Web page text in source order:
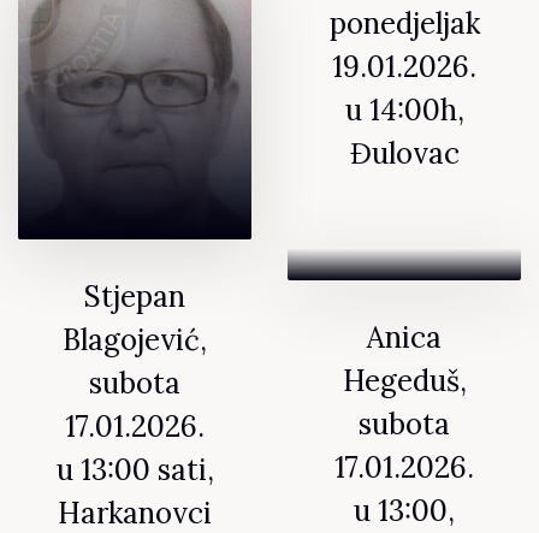
ponedjeljak
19.01.2026.
u 14:00h,
Đulovac
Stjepan
Blagojević,
subota
17.01.2026.
u 13:00 sati,
Harkanovci
Anica
Hegeduš,
subota
17.01.2026.
u 13:00,